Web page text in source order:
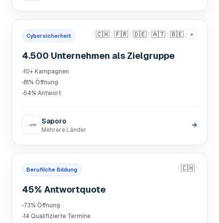
Cybersicherheit 🇨🇭 🇫🇷 🇩🇪 🇦🇹 🇧🇪 +
4.500 Unternehmen als Zielgruppe
·10+ Kampagnen
·81% Öffnung
·54% Antwort
Saporo
Mehrere Länder
→
Berufliche Bildung 🇨🇭
45% Antwortquote
·73% Öffnung
·14 Qualifizierte Termine